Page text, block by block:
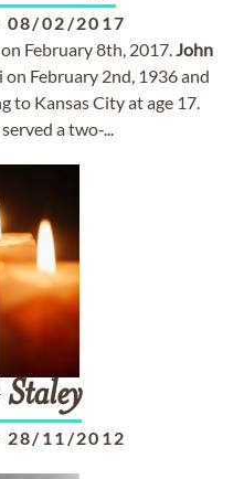
08/02/2017
February 8th, 2017.John
February 2nd, 1936 and
to Kansas City at age 17.
a two-...
Staley
28/11/2012